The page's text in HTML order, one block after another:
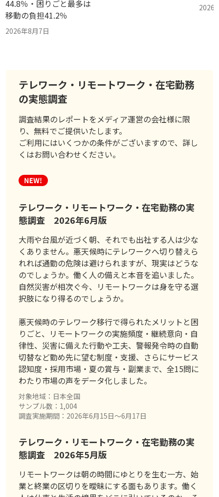
44.8％・困りごと最多は
移動の負担41.2％
2026年8月7日
2026
テレワーク・リモートワーク・在宅勤務
の実態調査
調査結果のレポートをメディア運営の会社様に限
り、無料でご提供いたします。
ご利用にはいくつかの条件がございますので、詳し
くはお問い合わせください。
テレワーク・リモートワーク・在宅勤務の実
態調査 2026年6月版
大雨や台風が近づく朝、それでも出社する人は少な
くありません。悪天候時にテレワークへ切り替えら
れれば通勤の危険は避けられますが、現実はどうな
のでしょうか。働く人の備えと本音を追いました。
自然災害が相次ぐ今、リモートワークは身を守る選
択肢になり得るのでしょうか。
悪天候時のテレワーク移行で得られたメリットと困
りごと、リモートワークの実施頻度・継続意向・自
律性、災害に備えた行動や工夫、警報発令時の自動
切替など勤め先に望む制度・支援、さらにサービス
認知度・採用市場・夏の賞与・副業まで、全15問に
わたり市場の声をデータ化しました。
対象地域：日本全国
サンプル数：1,004
調査実施期間：2026年6月15日〜6月17日
テレワーク・リモートワーク・在宅勤務の実
態調査 2026年5月版
リモートワークは朝の時間にゆとりを生む一方、始
業と終業の区切りを曖昧にする面もあります。働く